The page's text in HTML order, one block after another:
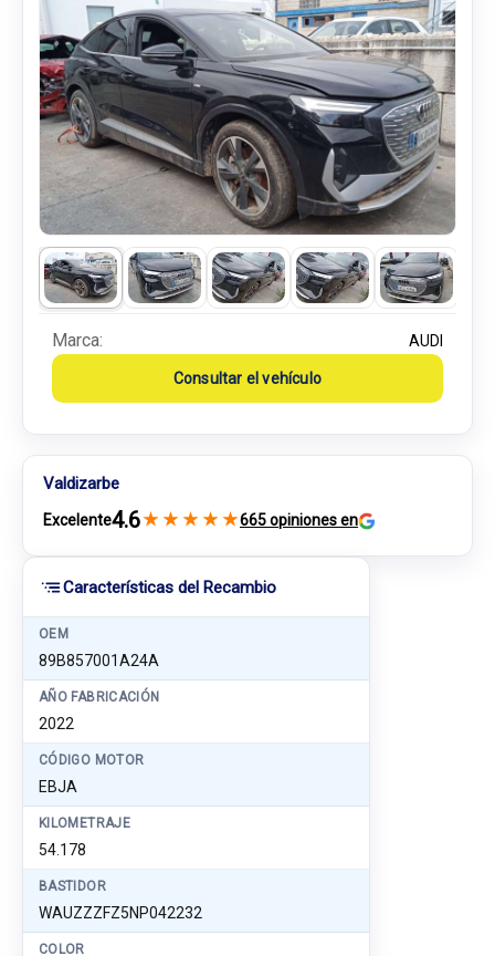
Características del Recambio
OEM
89B857001A24A
AÑO FABRICACIÓN
2022
CÓDIGO MOTOR
EBJA
KILOMETRAJE
54.178
BASTIDOR
WAUZZZFZ5NP042232
COLOR
Marca: AUDI
Consultar el vehículo
Valdizarbe
Excelente4.6★ ★ ★ ★ ★665 opiniones en